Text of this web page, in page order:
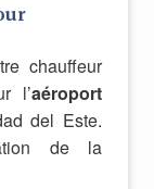
chauffeur
l’aéroport
del Este.
de la